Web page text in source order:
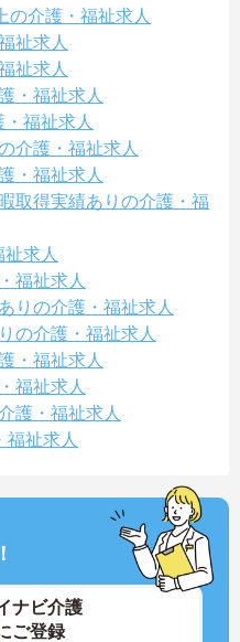
の介護・福祉求人
祉求人
祉求人
・福祉求人
福祉求人
介護・福祉求人
・福祉求人
取得実績ありの介護・福
求人
福祉求人
りの介護・福祉求人
の介護・福祉求人
・福祉求人
福祉求人
護・福祉求人
祉求人
ナビ介護
ご登録